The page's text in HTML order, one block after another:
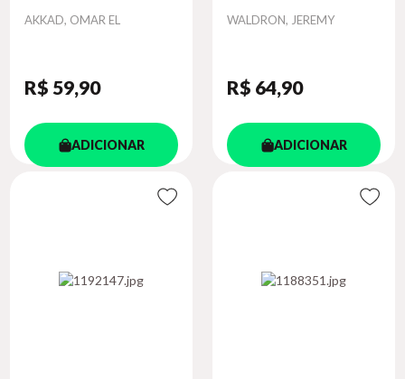
Autor
AKKAD, OMAR EL
R$ 59,90
ADICIONAR
Autor
WALDRON, JEREMY
R$ 64,90
ADICIONAR